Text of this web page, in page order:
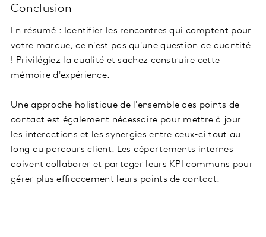
Conclusion
En résumé : Identifier les rencontres qui comptent pour
votre marque, ce n'est pas qu'une question de quantité
! Privilégiez la qualité et sachez construire cette
mémoire d'expérience.
Une approche holistique de l'ensemble des points de
contact est également nécessaire pour mettre à jour
les interactions et les synergies entre ceux-ci tout au
long du parcours client. Les départements internes
doivent collaborer et partager leurs KPI communs pour
gérer plus efficacement leurs points de contact.